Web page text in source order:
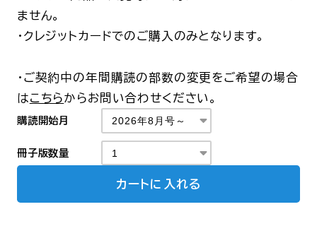
ません。
・クレジットカードでのご購入のみとなります。
・ご契約中の年間購読の部数の変更をご希望の場合
はこちらからお問い合わせください。
購読開始月
冊子版数量
カートに入れる